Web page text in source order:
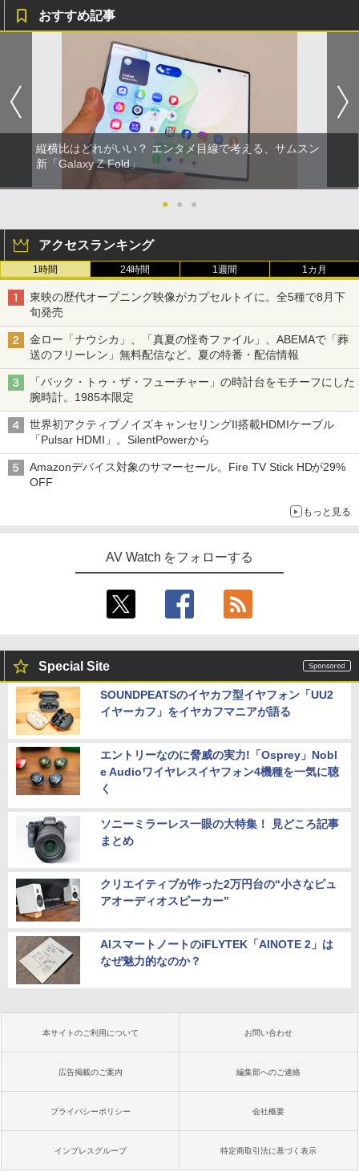
おすすめ記事
縦横比はどれがいい？ エンタメ目線で考える、サムスン
新「Galaxy Z Fold」
● ● ●
アクセスランキング
1時間 24時間 1週間 1カ月
東映の歴代オープニング映像がカプセルトイに。全5種で8月下
旬発売
金ロー「ナウシカ」、「真夏の怪奇ファイル」、ABEMAで「葬
送のフリーレン」無料配信など。夏の特番・配信情報
「バック・トゥ・ザ・フューチャー」の時計台をモチーフにした
腕時計。1985本限定
世界初アクティブノイズキャンセリングII搭載HDMIケーブル
「Pulsar HDMI」。SilentPowerから
Amazonデバイス対象のサマーセール。Fire TV Stick HDが29%
OFF
もっと見る
AV Watch をフォローする
Special Site
SOUNDPEATSのイヤカフ型イヤフォン「UU2
イヤーカフ」をイヤカフマニアが語る
エントリーなのに脅威の実力!「Osprey」Nobl
e Audioワイヤレスイヤフォン4機種を一気に聴
く
ソニーミラーレス一眼の大特集！ 見どころ記事
まとめ
クリエイティブが作った2万円台の“小さなピュ
アオーディオスピーカー”
AIスマートノートのiFLYTEK「AINOTE 2」は
なぜ魅力的なのか？
本サイトのご利用について お問い合わせ
広告掲載のご案内 編集部へのご連絡
プライバシーポリシー 会社概要
インプレスグループ 特定商取引法に基づく表示